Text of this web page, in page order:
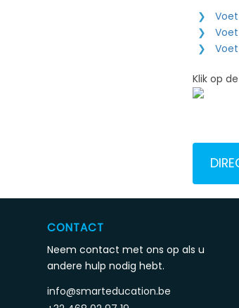
Klik op
CONTACT
Neem contact met ons op als u
andere hulp nodig hebt.
info@smarteducation.be